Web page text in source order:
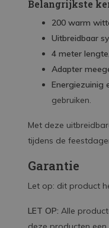
Belangrijkste
200 warm
Uitbreidbaar
4 meter
Adapter
Energiezuinig
gebruiken.
Met deze
tijdens de
Garantie
Let op: dit product
LET OP: Alle